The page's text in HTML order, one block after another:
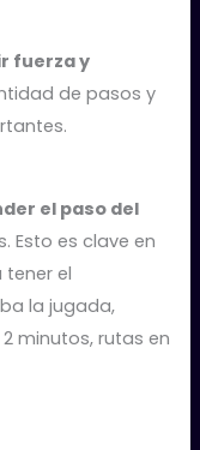
fuerza y
de pasos y
el paso del
Esto es clave en
el
la jugada,
minutos, rutas en